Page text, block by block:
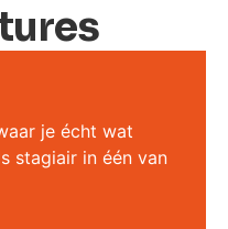
je écht wat
stagiair in één van